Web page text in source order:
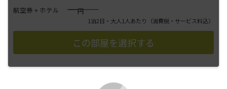
航空券 + ホテル ――――円
1泊2日・大人1人あたり （消費税・サービス料込）